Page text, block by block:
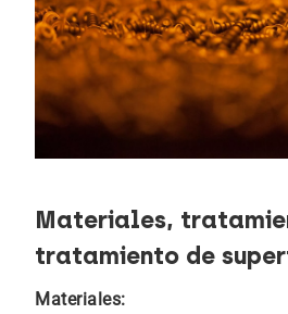
Materiales,
tratamiento de
Materiales: